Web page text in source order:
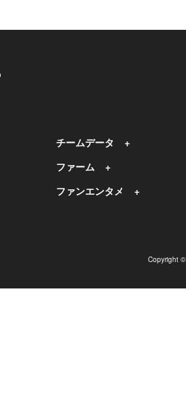
チームデータ
ファーム
ファンエンタメ
Copyright